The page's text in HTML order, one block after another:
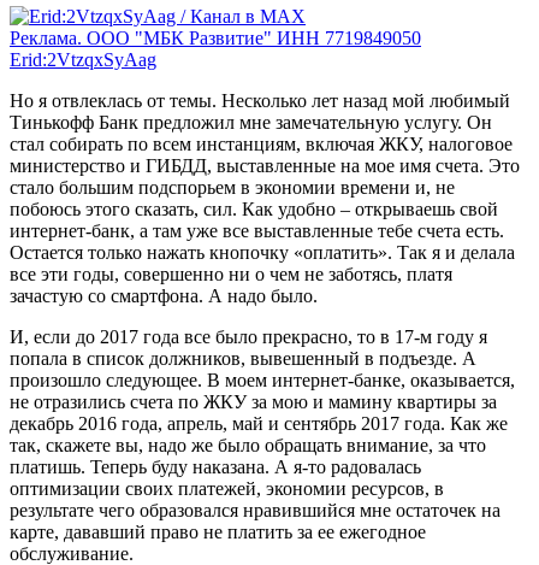
Реклама. ООО "МБК Развитие" ИНН 7719849050
Erid:2VtzqxSyAag
Но я отвлеклась от темы. Несколько лет назад мой любимый
Тинькофф Банк предложил мне замечательную услугу. Он
стал собирать по всем инстанциям, включая ЖКУ, налоговое
министерство и ГИБДД, выставленные на мое имя счета. Это
стало большим подспорьем в экономии времени и, не
побоюсь этого сказать, сил. Как удобно – открываешь свой
интернет-банк, а там уже все выставленные тебе счета есть.
Остается только нажать кнопочку «оплатить». Так я и делала
все эти годы, совершенно ни о чем не заботясь, платя
зачастую со смартфона. А надо было.
И, если до 2017 года все было прекрасно, то в 17-м году я
попала в список должников, вывешенный в подъезде. А
произошло следующее. В моем интернет-банке, оказывается,
не отразились счета по ЖКУ за мою и мамину квартиры за
декабрь 2016 года, апрель, май и сентябрь 2017 года. Как же
так, скажете вы, надо же было обращать внимание, за что
платишь. Теперь буду наказана. А я-то радовалась
оптимизации своих платежей, экономии ресурсов, в
результате чего образовался нравившийся мне остаточек на
карте, дававший право не платить за ее ежегодное
обслуживание.